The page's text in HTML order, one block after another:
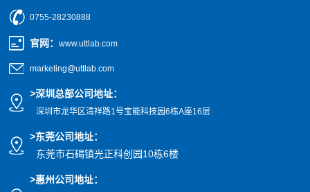
0755-28230888
官网 ：www.uttlab.com
marketing@uttlab.com
>深圳总部公司地址：
深圳市龙华区清祥路1号宝能科技园6栋A座16层
>东莞公司地址：
东莞市石碣镇光正科创园10栋6楼
>惠州公司地址：